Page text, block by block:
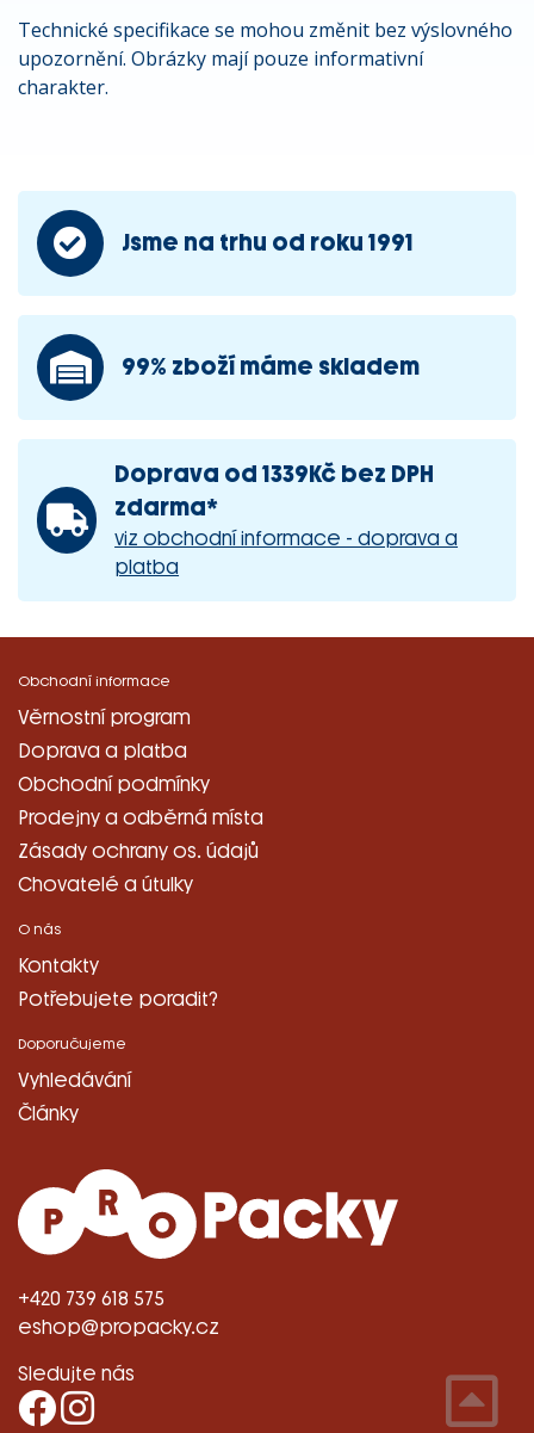
Technické specifikace se mohou změnit bez výslovného
upozornění. Obrázky mají pouze informativní
charakter.
Jsme na trhu od roku 1991
99% zboží máme skladem
Doprava od 1339Kč bez DPH
zdarma*
viz obchodní informace - doprava a
platba
+420 739 618 575
eshop@propacky.cz
Sledujte nás
Obchodní informace
Věrnostní program
Doprava a platba
Obchodní podmínky
Prodejny a odběrná místa
Zásady ochrany os. údajů
Chovatelé a útulky
O nás
Kontakty
Potřebujete poradit?
Doporučujeme
Vyhledávání
Články